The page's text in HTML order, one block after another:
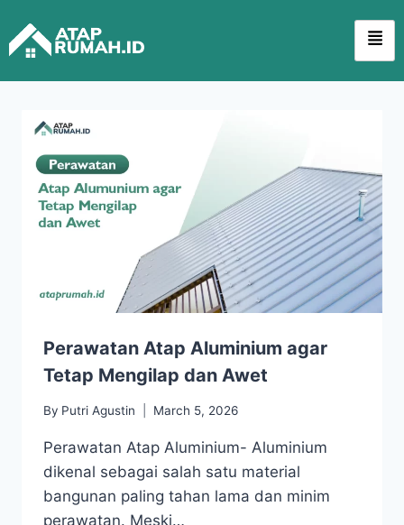
Perawatan Atap Aluminium agar
Tetap Mengilap dan Awet
By Putri Agustin March 5, 2026
Perawatan Atap Aluminium- Aluminium
dikenal sebagai salah satu material
bangunan paling tahan lama dan minim
perawatan. Meski…